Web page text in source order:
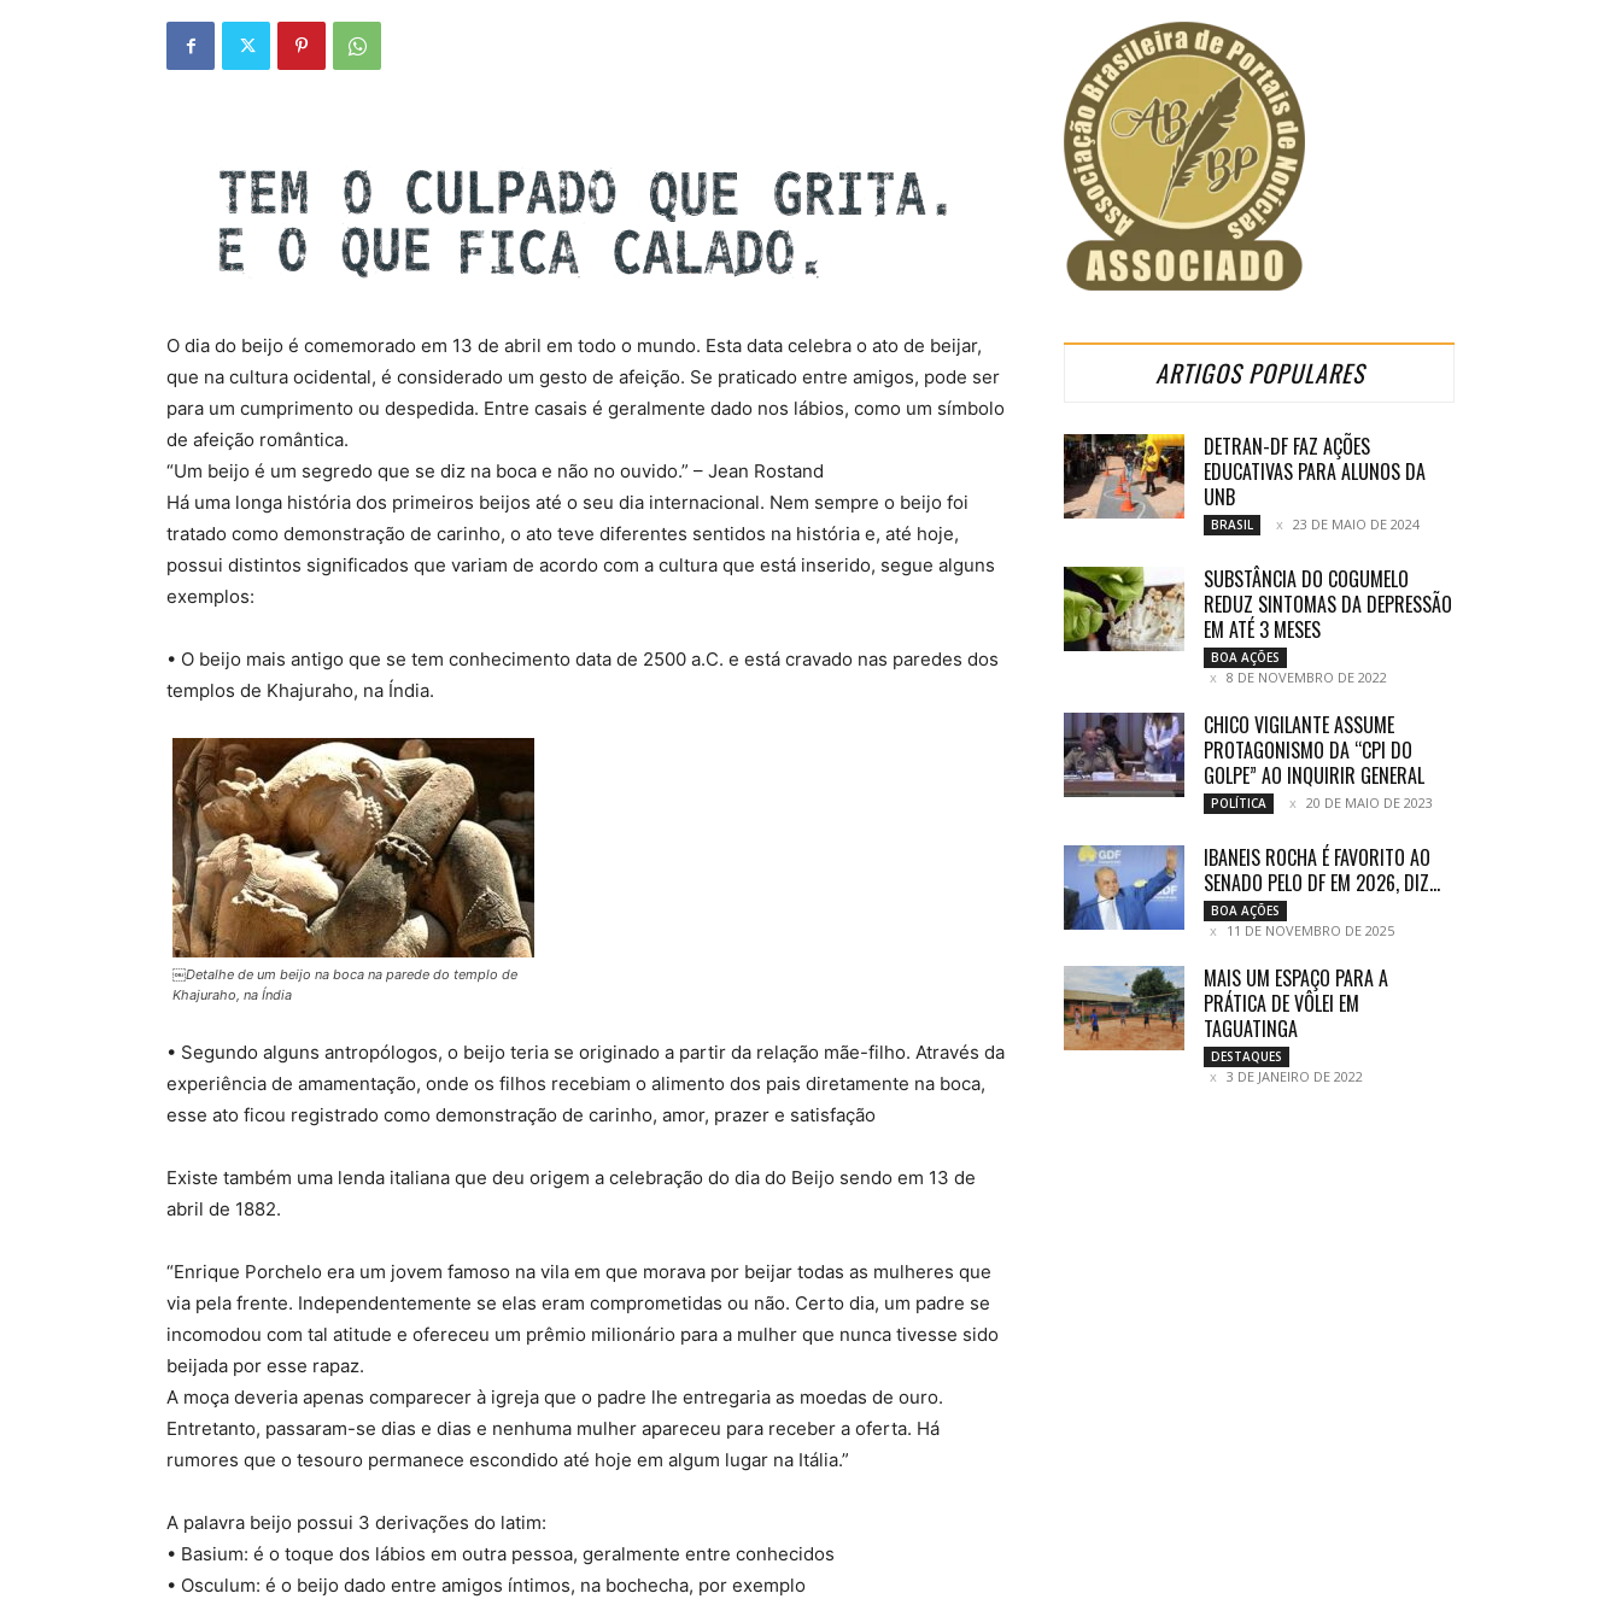
O dia do beijo é comemorado em 13 de abril em todo o mundo. Esta data celebra o ato de beijar,
que na cultura ocidental, é considerado um gesto de afeição. Se praticado entre amigos, pode ser
para um cumprimento ou despedida. Entre casais é geralmente dado nos lábios, como um símbolo
de afeição romântica.
“Um beijo é um segredo que se diz na boca e não no ouvido.” – Jean Rostand
Há uma longa história dos primeiros beijos até o seu dia internacional. Nem sempre o beijo foi
tratado como demonstração de carinho, o ato teve diferentes sentidos na história e, até hoje,
possui distintos significados que variam de acordo com a cultura que está inserido, segue alguns
exemplos:
• O beijo mais antigo que se tem conhecimento data de 2500 a.C. e está cravado nas paredes dos
templos de Khajuraho, na Índia.
￼Detalhe de um beijo na boca na parede do templo de
Khajuraho, na Índia
• Segundo alguns antropólogos, o beijo teria se originado a partir da relação mãe-filho. Através da
experiência de amamentação, onde os filhos recebiam o alimento dos pais diretamente na boca,
esse ato ficou registrado como demonstração de carinho, amor, prazer e satisfação
Existe também uma lenda italiana que deu origem a celebração do dia do Beijo sendo em 13 de
abril de 1882.
“Enrique Porchelo era um jovem famoso na vila em que morava por beijar todas as mulheres que
via pela frente. Independentemente se elas eram comprometidas ou não. Certo dia, um padre se
incomodou com tal atitude e ofereceu um prêmio milionário para a mulher que nunca tivesse sido
beijada por esse rapaz.
A moça deveria apenas comparecer à igreja que o padre lhe entregaria as moedas de ouro.
Entretanto, passaram-se dias e dias e nenhuma mulher apareceu para receber a oferta. Há
rumores que o tesouro permanece escondido até hoje em algum lugar na Itália.”
A palavra beijo possui 3 derivações do latim:
• Basium: é o toque dos lábios em outra pessoa, geralmente entre conhecidos
• Osculum: é o beijo dado entre amigos íntimos, na bochecha, por exemplo
ARTIGOS POPULARES
DETRAN-DF FAZ AÇÕES
EDUCATIVAS PARA ALUNOS DA
UNB
BRASIL 23 DE MAIO DE 2024
SUBSTÂNCIA DO COGUMELO
REDUZ SINTOMAS DA DEPRESSÃO
EM ATÉ 3 MESES
BOA AÇÕES
8 DE NOVEMBRO DE 2022
CHICO VIGILANTE ASSUME
PROTAGONISMO DA “CPI DO
GOLPE” AO INQUIRIR GENERAL
POLÍTICA 20 DE MAIO DE 2023
IBANEIS ROCHA É FAVORITO AO
SENADO PELO DF EM 2026, DIZ...
BOA AÇÕES
11 DE NOVEMBRO DE 2025
MAIS UM ESPAÇO PARA A
PRÁTICA DE VÔLEI EM
TAGUATINGA
DESTAQUES
3 DE JANEIRO DE 2022